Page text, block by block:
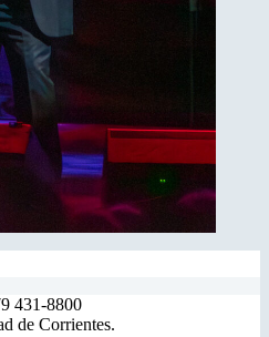
431-8800
de Corrientes.